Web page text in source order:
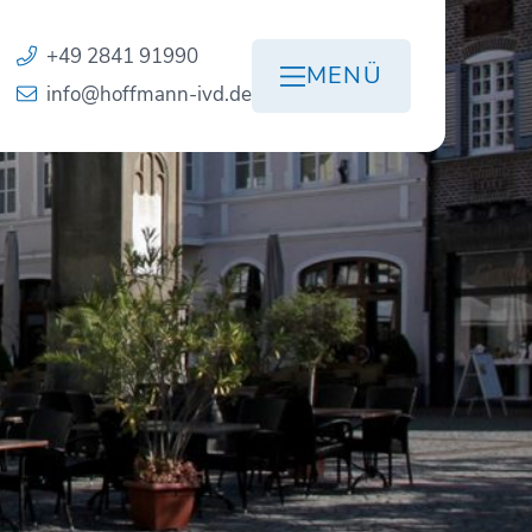
+49 2841 91990
info@hoffmann-ivd.de
MENÜ